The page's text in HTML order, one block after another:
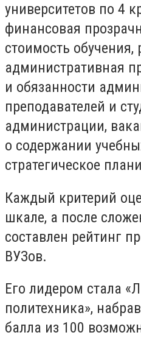
университетов по 4
финансовая
стоимость обучения,
административная
и обязанности
преподавателей и
администрации,
о содержании
стратегическое
Каждый критерий
шкале, а после
составлен рейтинг
ВУЗов.
Его лидером стала
политехника»,
балла из 100